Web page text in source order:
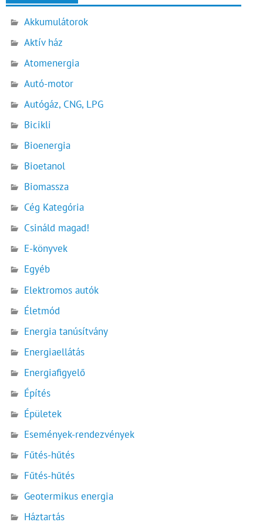
Akkumulátorok
Aktív ház
Atomenergia
Autó-motor
Autógáz, CNG, LPG
Bicikli
Bioenergia
Bioetanol
Biomassza
Cég Kategória
Csináld magad!
E-könyvek
Egyéb
Elektromos autók
Életmód
Energia tanúsítvány
Energiaellátás
Energiafigyelő
Építés
Épületek
Események-rendezvények
Fűtés-hűtés
Fűtés-hűtés
Geotermikus energia
Háztartás